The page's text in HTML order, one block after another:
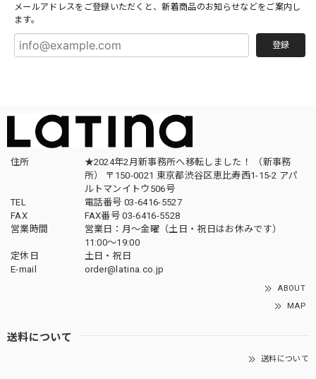
メールアドレスをご登録いただくと、新着商品のお知らせなどをご案内し
ます。
登録
住所
★2024年2月新事務所へ移転しました！ （新事務
所） 〒150-0021 東京都渋谷区恵比寿西1-15-2 アパ
ルトマンイトウ506号
TEL
電話番号 03-6416-5527
FAX
FAX番号 03-6416-5528
営業時間
営業日：月〜金曜（土日・祝日はお休みです）
11:00〜19:00
定休日
土日・祝日
E-mail
order@latina.co.jp
ABOUT
MAP
送料について
送料について